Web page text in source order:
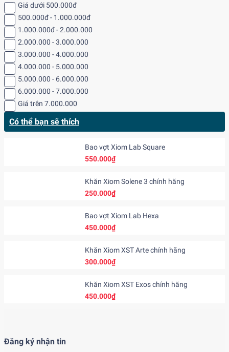
Giá dưới 500.000đ
500.000đ - 1.000.000đ
1.000.000đ - 2.000.000
2.000.000 - 3.000.000
3.000.000 - 4.000.000
4.000.000 - 5.000.000
5.000.000 - 6.000.000
6.000.000 - 7.000.000
Giá trên 7.000.000
Có thể bạn sẽ thích
Bao vợt Xiom Lab Square
550.000₫
Khăn Xiom Solene 3 chính hãng
250.000₫
Bao vợt Xiom Lab Hexa
450.000₫
Khăn Xiom XST Arte chính hãng
300.000₫
Khăn Xiom XST Exos chính hãng
450.000₫
Đăng ký nhận tin